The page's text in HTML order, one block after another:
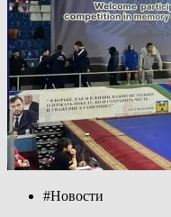
#Новости